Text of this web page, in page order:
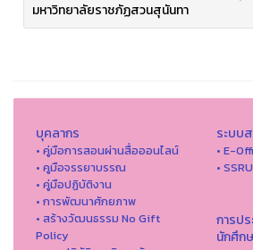
มหาวิทยาลัยราชภัฏสวนสุนันทา
บุคลากร
• คู่มือการสอนผ่านสื่อออนไลน์
• คูมือจรรยาบรรณ
• คู่มือปฏิบัติงาน
• การพัฒนาศักยภาพ
• สร้างวัฒนธรรม No Gift
Policy
ระบบ
• E-
•
การป
นักศึก